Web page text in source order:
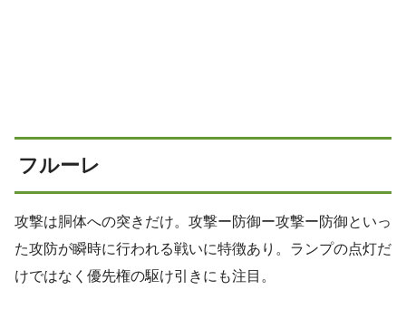
フルーレ
攻撃は胴体への突きだけ。攻撃ー防御ー攻撃ー防御といっ
た攻防が瞬時に行われる戦いに特徴あり。ランプの点灯だ
けではなく優先権の駆け引きにも注目。